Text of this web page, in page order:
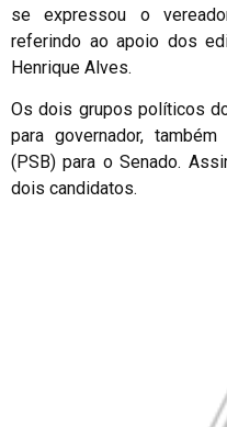
se expressou o
referindo ao apoio dos
Henrique Alves.
Os dois grupos políticos
para governador,
(PSB) para o Senado.
dois candidatos.